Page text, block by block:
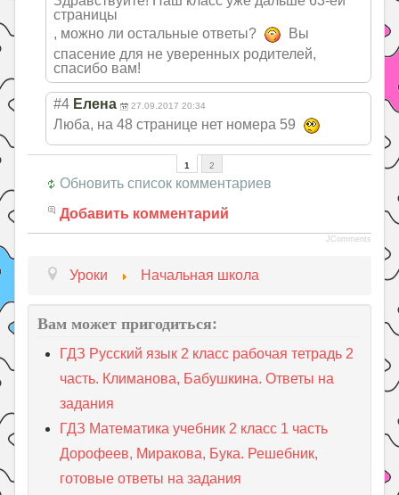
страницы
, можно ли остальные ответы?
Вы
спасение для не уверенных родителей,
спасибо вам!
#4 Елена 27.09.2017 20:34
Люба, на 48 странице нет номера 59
1 2
Обновить список комментариев
Добавить комментарий
JComments
Уроки Начальная школа
Вам может пригодиться:
ГДЗ Русский язык 2 класс рабочая тетрадь 2
часть. Климанова, Бабушкина. Ответы на
задания
ГДЗ Математика учебник 2 класс 1 часть
Дорофеев, Миракова, Бука. Решебник,
готовые ответы на задания